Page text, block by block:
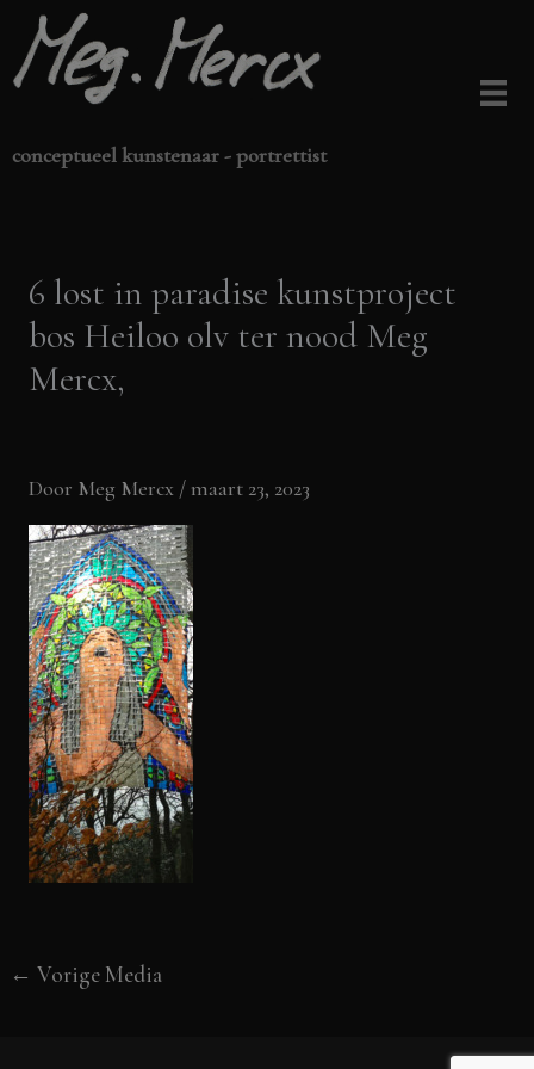
naar
de
conceptueel kunstenaar - portrettist
6 lost in paradise kunstproject
bos Heiloo olv ter nood Meg
Mercx,
Door Meg Mercx / maart 23, 2023
← Vorige Media